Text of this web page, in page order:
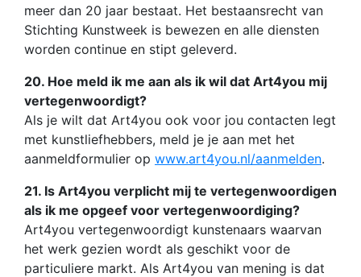
meer dan 20 jaar bestaat. Het bestaansrecht van
Stichting Kunstweek is bewezen en alle diensten
worden continue en stipt geleverd.
20. Hoe meld ik me aan als ik wil dat Art4you mij
vertegenwoordigt?
Als je wilt dat Art4you ook voor jou contacten legt
met kunstliefhebbers, meld je je aan met het
aanmeldformulier op www.art4you.nl/aanmelden.
21. Is Art4you verplicht mij te vertegenwoordigen
als ik me opgeef voor vertegenwoordiging?
Art4you vertegenwoordigt kunstenaars waarvan
het werk gezien wordt als geschikt voor de
particuliere markt. Als Art4you van mening is dat